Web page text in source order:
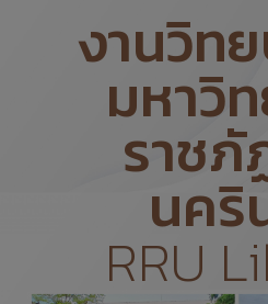
งานวิท
มหาวิ
ราชภั
นคริ
RRU